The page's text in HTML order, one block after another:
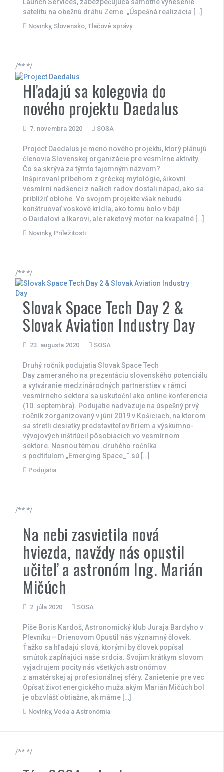
satelitu na obežnú dráhu Zeme. „Úspešná realizácia […]
Novinky, Slovensko Tlačové správy
/** */
Hľadajú sa kolegovia do
nového projektu Daedalus
7. novembra 2020 SOSA
Project Daedalus je meno nového projektu, ktorý plánujú
členovia Slovenskej organizácie pre vesmírne aktivity.
Čo sa skrýva za týmto tajomným názvom?
Inšpirovaní príbehom z gréckej mytológie, šikovní
vesmírni nadšenci z našich radov dostali nápad, ako sa
priblížiť oblohe. Vo svojom projekte však nebudú
konštruovať voskové krídla, ako tomu bolo v báji
o Daidalovi a Ikarovi, ale raketový motor na kvapalné […]
Novinky, Príležitosti
/** */
Slovak Space Tech Day 2 &
Slovak Aviation Industry Day
23. augusta 2020 SOSA
Druhý ročník podujatia Slovak Space Tech
Day zameraného na prezentáciu slovenského potenciálu
a vytváranie medzinárodných partnerstiev v rámci
vesmírneho sektora sa uskutoční ako online konferencia
(10. septembra). Podujatie nadväzuje na úspešný prvý
ročník zorganizovaný v júni 2019 v Košiciach, na ktorom
sa stretli desiatky predstaviteľov firiem a výskumno-
vývojových inštitúcií pôsobiacich vo vesmírnom
sektore. Nosnou témou druhého ročníka
s podtitulom „Emerging Space_“ sú […]
Podujatia
/** */
Na nebi zasvietila nová
hviezda, navždy nás opustil
učiteľ a astronóm Ing. Marián
Mičúch
2. júla 2020 SOSA
Píše Boris Kardoš, Astronomický klub Juraja Bardyho v
Plevníku – Drienovom Opustil nás významný človek.
Ťažko sa hľadajú slová, ktorými by človek popísal
smútok zapĺňajúci naše srdcia. Svojim krátkym slovom
vyjadrujem pocity nás všetkých astronómov
z amatérskej aj profesionálnej sféry. Zanietenie pre vec
Opísať život energického muža akým Marián Mičúch bol
je obzvlášť obtiažne, ak máme […]
Novinky, Veda a Astronómia
/** */